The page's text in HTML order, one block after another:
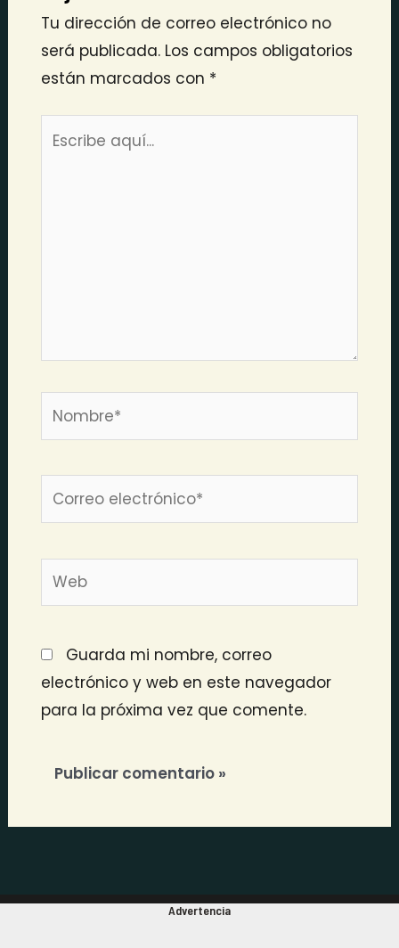
Tu dirección de correo electrónico no
será publicada. Los campos obligatorios
están marcados con *
Nombre*
Correo
Web
Guarda mi nombre, correo
electrónico y web en este navegador
para la próxima vez que comente.
Advertencia